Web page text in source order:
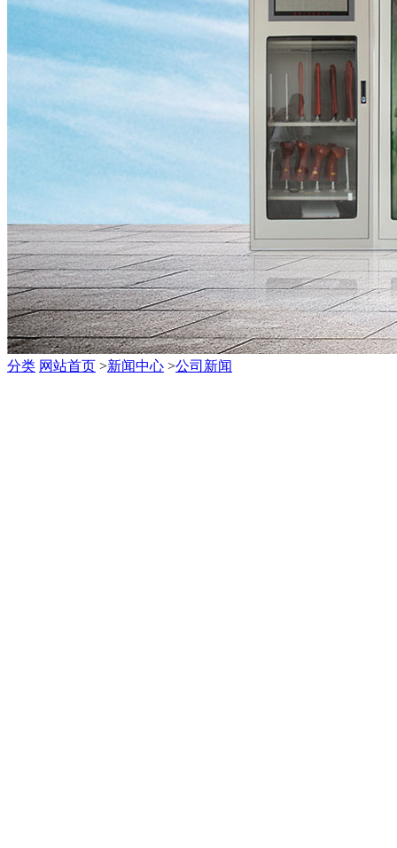
分类 网站首页 >新闻中心 >公司新闻